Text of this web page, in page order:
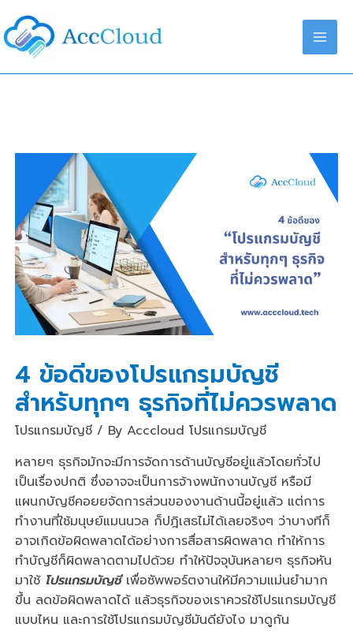
4 ข้อดีของโปรแกรมบัญชี
สำหรับทุกๆ ธุรกิจที่ไม่ควรพลาด
โปรแกรมบัญชี/ By Acccloud โปรแกรมบัญชี
หลายๆ ธุรกิจมักจะมีการจัดการด้านบัญชีอยู่แล้วโดยทั่วไป
เป็นเรื่องปกติ ซึ่งอาจจะเป็นการจ้างพนักงานบัญชี หรือมี
แผนกบัญชีคอยยจัดการส่วนของงานด้านนี้อยู่แล้ว แต่การ
ทำงานที่ใช้มนุษย์แมนนวล ก็ปฎิเสธไม่ได้เลยจริงๆ ว่าบางทีก็
อาจเกิดข้อผิดพลาดได้อย่างการสื่อสารผิดพลาด ทำให้การ
ทำบัญชีก็ผิดพลาดตามไปด้วย ทำให้ปัจจุบันหลายๆ ธุรกิจหัน
มาใช้ โปรแกรมบัญชีเพื่อซัพพอร์ตงานให้มีความแม่นยำมาก
ขึ้น ลดข้อผิดพลาดได้ แล้วธุรกิจของเราควรใช้โปรแกรมบัญชี
แบบไหน และการใช้โปรแกรมบัญชีมันดียังไง มาดูกัน